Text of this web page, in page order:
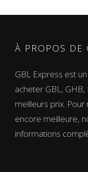
À PROPOS DE
GBL Express est
acheter GBL, GHB,
meilleurs prix.
encore meilleure,
informations